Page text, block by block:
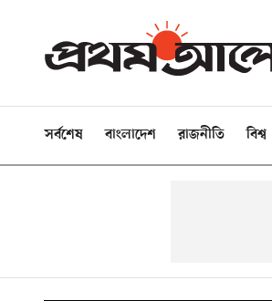
সর্বশেষ বাংলাদেশ রাজনীতি বিশ্ব